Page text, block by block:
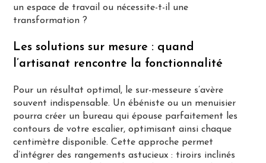
un espace de travail ou nécessite-t-il une
transformation ?
Les solutions sur mesure : quand
l’artisanat rencontre la fonctionnalité
Pour un résultat optimal, le sur-messeure s’avère
souvent indispensable. Un ébéniste ou un menuisier
pourra créer un bureau qui épouse parfaitement les
contours de votre escalier, optimisant ainsi chaque
centimètre disponible. Cette approche permet
d’intégrer des rangements astucieux : tiroirs inclinés